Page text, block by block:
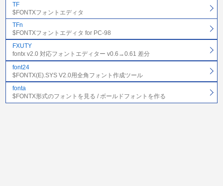
TF
$FONTXフォントエディタ
TFn
$FONTXフォントエディタ for PC-98
FXUTY
fontx v2.0 対応フォントエディター v0.6→0.61 差分
font24
$FONTX(E).SYS V2.0用全角フォント作成ツール
fonta
$FONTX形式のフォントを見る / ボールドフォントを作る